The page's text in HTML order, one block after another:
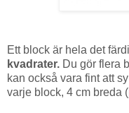
Ett block är hela det
kvadrater. Du gör flera
kan också vara fint att
varje block, 4 cm breda